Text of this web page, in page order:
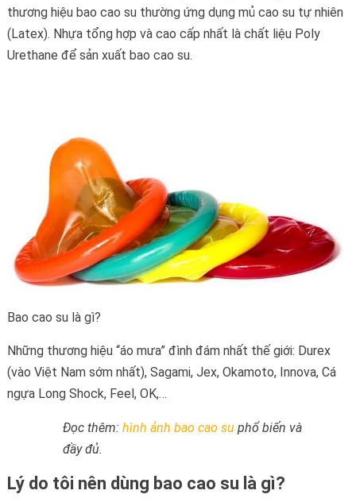
thương hiệu bao cao su thường ứng dụng mủ cao su tự nhiên
(Latex). Nhựa tổng hợp và cao cấp nhất là chất liệu Poly
Urethane để sản xuất bao cao su.
Bao cao su là gì?
Những thương hiệu “áo mưa” đình đám nhất thế giới: Durex
(vào Việt Nam sớm nhất), Sagami, Jex, Okamoto, Innova, Cá
ngựa Long Shock, Feel, OK,…
Đọc thêm: hình ảnh bao cao su phổ biến và
đầy đủ.
Lý do tôi nên dùng bao cao su là gì?